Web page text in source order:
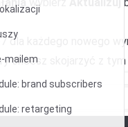
mailem
brand subscribers
retargeting
dla każdego nowego
chcesz skojarzyć z